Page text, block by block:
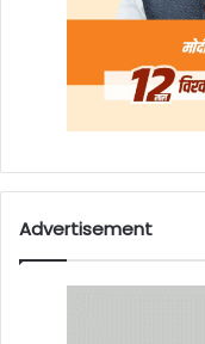
Advertisement